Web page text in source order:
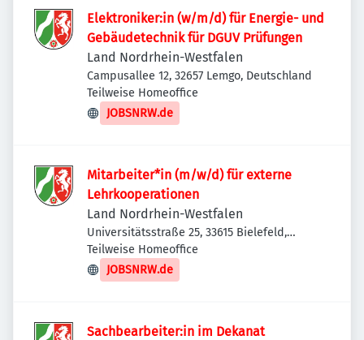
Elektroniker:in (w/m/d) für Energie- und
Gebäudetechnik für DGUV Prüfungen
Land Nordrhein-Westfalen
Campusallee 12, 32657 Lemgo, Deutschland
Teilweise Homeoffice
JOBSNRW.de
Mitarbeiter*in (m/w/d) für externe
Lehrkooperationen
Land Nordrhein-Westfalen
Universitätsstraße 25, 33615 Bielefeld,
Deutschland
Teilweise Homeoffice
JOBSNRW.de
Sachbearbeiter:in im Dekanat